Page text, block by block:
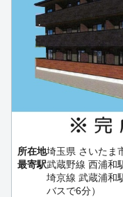
所在地埼玉県 さいたま
最寄駅武蔵野線 西浦和
埼京線 武蔵浦和
バスで6分）